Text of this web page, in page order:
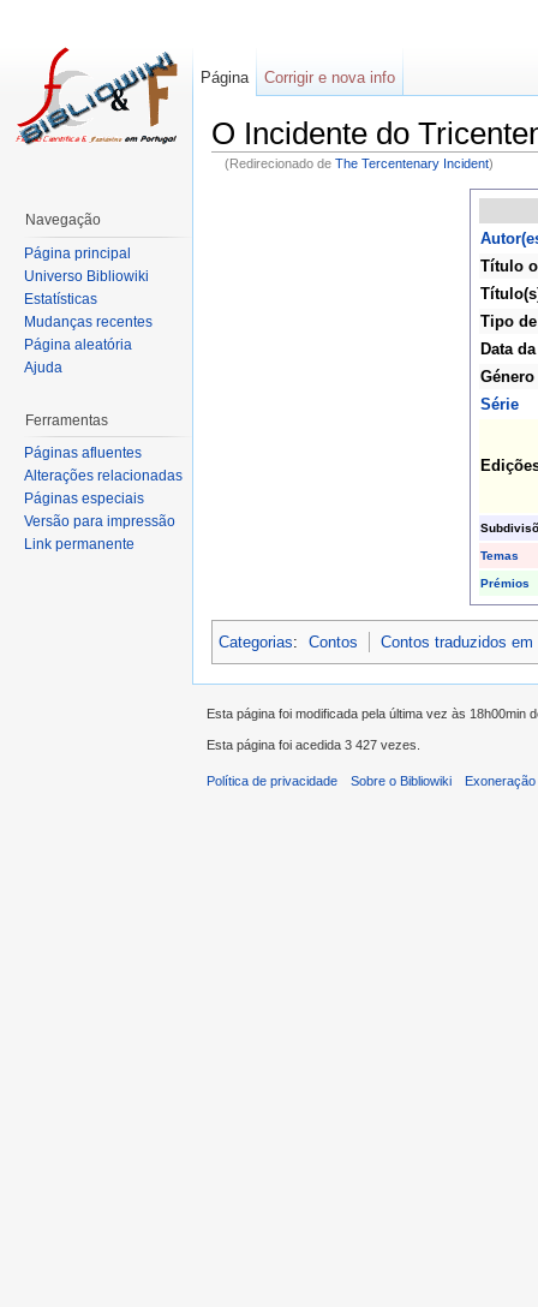
O Incidente do
(Redirecionado de The Tercentenary Incident)
Título
Tipo
Data
Género
Série
Temas
Prémios
Categorias: Contos Contos traduzidos em
Página Corrigir e nova info
Navegação
Página principal
Universo Bibliowiki
Estatísticas
Mudanças recentes
Página aleatória
Ajuda
Ferramentas
Páginas afluentes
Alterações relacionadas
Páginas especiais
Versão para impressão
Link permanente
Esta página foi modificada pela última vez às 18h00min
Esta página foi acedida 3 427 vezes.
Política de privacidade Sobre o Bibliowiki